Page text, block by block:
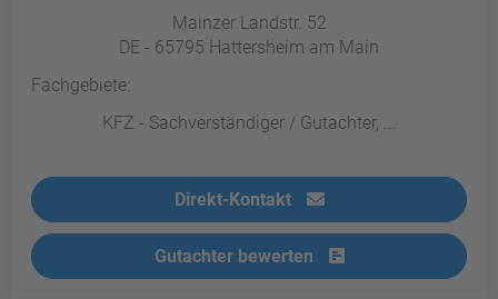
Mainzer Landstr. 52
DE - 65795 Hattersheim am Main
Fachgebiete:
KFZ - Sachverständiger / Gutachter, ...
Direkt-Kontakt
Gutachter bewerten